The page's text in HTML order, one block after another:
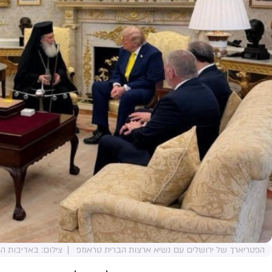
הפטריארך של ירושלים עם נשיא ארצות הברית טראמפ צילום: באדיבות